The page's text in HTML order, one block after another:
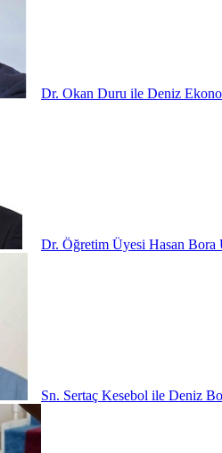
Dr. Okan Duru ile Deniz
Dr. Öğretim Üyesi Hasan
Sn. Sertaç Kesebol ile Deniz